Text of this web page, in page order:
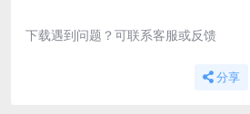
下载遇到问题？可联系客服或反馈
分享